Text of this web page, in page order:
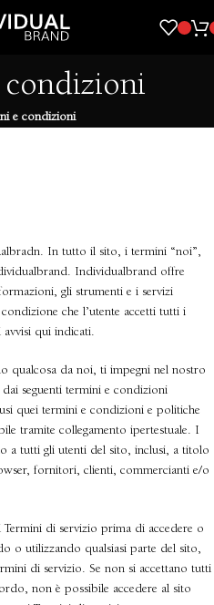
condizioni
e condizioni
In tutto il sito, i termini “noi”,
Individualbrand offre
gli strumenti e i servizi
che l’utente accetti tutti i
qui indicati.
qualcosa da noi, ti impegni nel nostro
dai seguenti termini e condizioni
quei termini e condizioni e politiche
tramite collegamento ipertestuale. I
a tutti gli utenti del sito, inclusi, a titolo
fornitori, clienti, commercianti e/o
Termini di servizio prima di accedere o
o utilizzando qualsiasi parte del sito,
di servizio. Se non si accettano tutti
non è possibile accedere al sito